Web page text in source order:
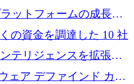
ットフォームの成長に
の資金を調達した 10 社
テリジェンスを拡張す
信用枠を確保
ェア デファインド カメ